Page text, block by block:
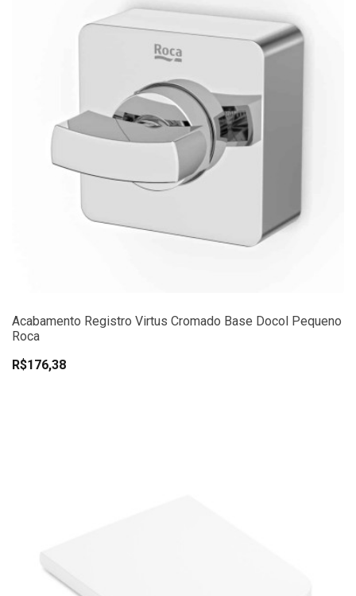
Acabamento Registro Virtus Cromado Base Docol Pequeno
Roca
R$176,38